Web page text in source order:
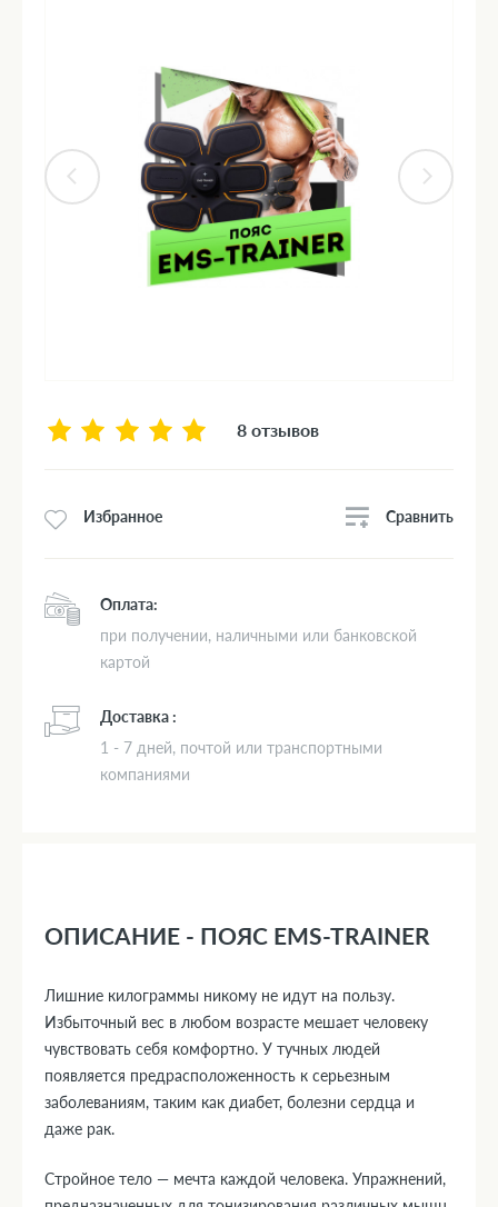
8 отзывов
Избранное Сравнить
Оплата:
при получении, наличными или банковской
картой
Доставка :
1 - 7 дней, почтой или транспортными
компаниями
ОПИСАНИЕ - ПОЯС EMS-TRAINER
Лишние килограммы никому не идут на пользу.
Избыточный вес в любом возрасте мешает человеку
чувствовать себя комфортно. У тучных людей
появляется предрасположенность к серьезным
заболеваниям, таким как диабет, болезни сердца и
даже рак.
Стройное тело — мечта каждой человека. Упражнений,